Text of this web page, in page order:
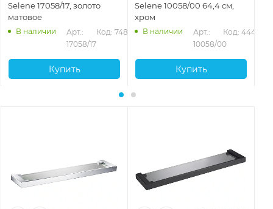
Selene 17058/17, золото
матовое
В наличии
Арт.:
17058/17
Код: 74882
Купить
Selene 10058/00 64,4 см,
хром
В наличии
Арт.:
10058/00
Код: 44470
Купить